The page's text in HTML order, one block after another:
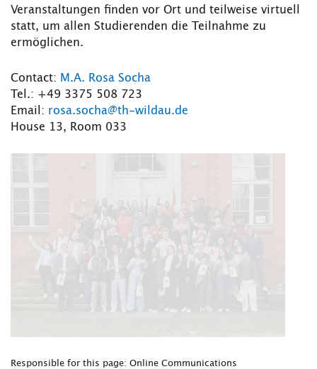
Veranstaltungen finden vor Ort und teilweise virtuell
statt, um allen Studierenden die Teilnahme zu
ermöglichen.
Contact: M.A. Rosa Socha
Tel.: +49 3375 508 723
Email: rosa.socha@th-wildau.de
House 13, Room 033
Responsible for this page: Online Communications